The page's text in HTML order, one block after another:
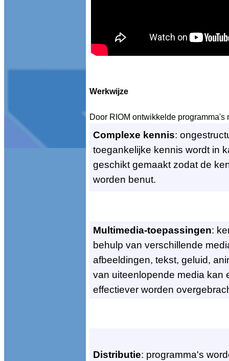
Werkwijze
Door RIOM ontwikkelde
Complexe kennis:
toegankelijke kennis wordt in
geschikt gemaakt zodat de
worden benut.
Multimedia-toepassingen:
behulp van verschillende
afbeeldingen, tekst, geluid,
van uiteenlopende media kan
effectiever worden
Distributie: programma's